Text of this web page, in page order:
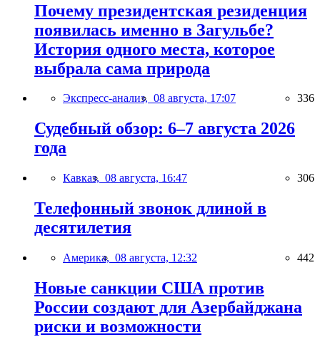
Почему президентская резиденция
появилась именно в Загульбе?
История одного места, которое
выбрала сама природа
Экспресс-анализ, 08 августа, 17:07 336
Судебный обзор: 6–7 августа 2026
года
Кавказ, 08 августа, 16:47 306
Телефонный звонок длиной в
десятилетия
Америка, 08 августа, 12:32 442
Новые санкции США против
России создают для Азербайджана
риски и возможности